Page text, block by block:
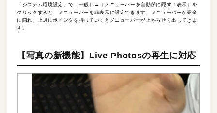
「システム環境設定」で［一般］→［メニューバーを自動的に隠す／表示］を
クリックすると、メニューバーを非表示に設定できます。メニューバーが完全
に隠れ、上辺にポインタを持っていくとメニューバーが上からせり出してきま
す。
【写真の新機能】Live Photosの再生に対応